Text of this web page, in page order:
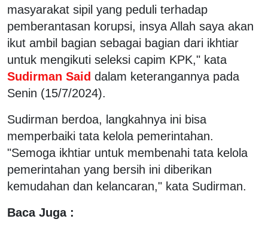
masyarakat sipil yang peduli terhadap
pemberantasan korupsi, insya Allah saya akan
ikut ambil bagian sebagai bagian dari ikhtiar
untuk mengikuti seleksi capim KPK," kata
Sudirman Said dalam keterangannya pada
Senin (15/7/2024).
Sudirman berdoa, langkahnya ini bisa
memperbaiki tata kelola pemerintahan.
"Semoga ikhtiar untuk membenahi tata kelola
pemerintahan yang bersih ini diberikan
kemudahan dan kelancaran," kata Sudirman.
Baca Juga :